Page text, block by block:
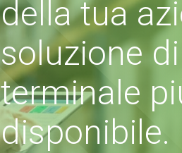
della tua
soluzione
terminale
disponibile.